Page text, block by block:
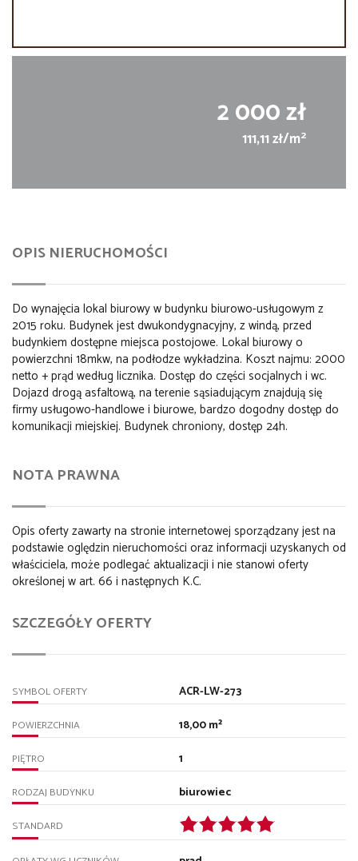
2 000 zł
111,11 zł/m2
OPIS NIERUCHOMOŚCI
Do wynajęcia lokal biurowy w budynku biurowo-usługowym z
2015 roku. Budynek jest dwukondygnacyjny, z windą, przed
budynkiem dostępne miejsca postojowe. Lokal biurowy o
powierzchni 18mkw, na podłodze wykładzina. Koszt najmu: 2000
netto + prąd według licznika. Dostęp do części socjalnych i wc.
Dojazd drogą asfaltową, na terenie sąsiadującym znajdują się
firmy usługowo-handlowe i biurowe, bardzo dogodny dostęp do
komunikacji miejskiej. Budynek chroniony, dostęp 24h.
NOTA PRAWNA
Opis oferty zawarty na stronie internetowej sporządzany jest na
podstawie oględzin nieruchomości oraz informacji uzyskanych od
właściciela, może podlegać aktualizacji i nie stanowi oferty
określonej w art. 66 i następnych K.C.
SZCZEGÓŁY OFERTY
SYMBOL OFERTY ACR-LW-273
POWIERZCHNIA 18,00 m²
PIĘTRO 1
RODZAJ BUDYNKU biurowiec
STANDARD